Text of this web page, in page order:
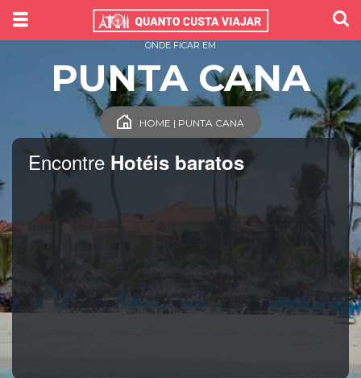
Encontre Hotéis baratos
ONDE FICAR EM
PUNTA CANA
HOME | PUNTA CANA